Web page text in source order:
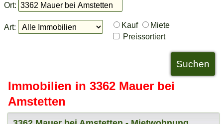
Ort:
Art: Kauf
Miete
Preissortiert
Immobilien in 3362 Mauer bei
Amstetten